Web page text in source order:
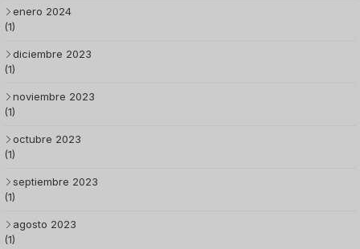
enero 2024
(1)
diciembre 2023
(1)
noviembre 2023
(1)
octubre 2023
(1)
septiembre 2023
(1)
agosto 2023
(1)